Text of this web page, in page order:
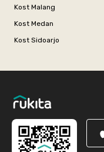
Kost Malang
Kost Medan
Kost Sidoarjo